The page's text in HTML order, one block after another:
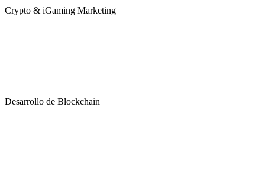
Crypto & iGaming Marketing
Desarrollo de Blockchain